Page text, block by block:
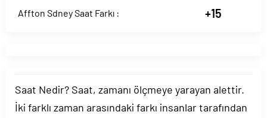
Affton Sdney Saat Farkı : +15
Saat Nedir? Saat, zamanı ölçmeye yarayan alettir.
İki farklı zaman arasındaki farkı insanlar tarafından